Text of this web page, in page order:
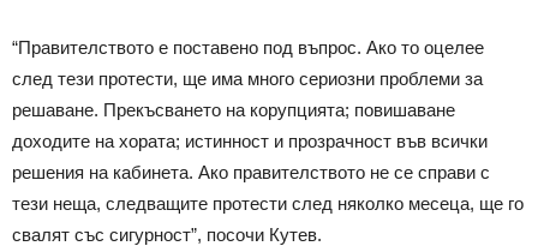
“Правителството е поставено под въпрос. Ако то оцелее
след тези протести, ще има много сериозни проблеми за
решаване. Прекъсването на корупцията; повишаване
доходите на хората; истинност и прозрачност във всички
решения на кабинета. Ако правителството не се справи с
тези неща, следващите протести след няколко месеца, ще го
свалят със сигурност”, посочи Кутев.